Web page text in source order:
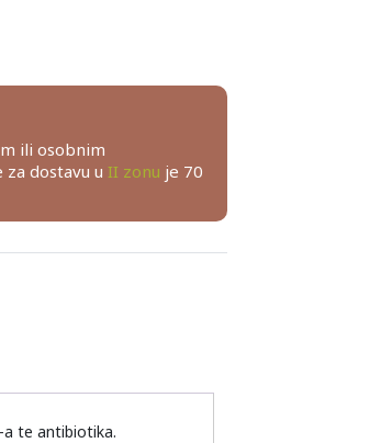
ili osobnim
dostavu u II zonu je 70
a te antibiotika.